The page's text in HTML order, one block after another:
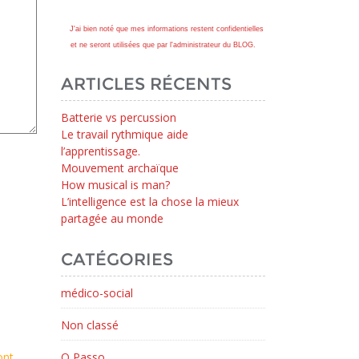
J'ai bien noté que mes informations restent confidentielles
et ne seront utilisées que par l'administrateur du BLOG.
ARTICLES RÉCENTS
Batterie vs percussion
Le travail rythmique aide
l’apprentissage.
Mouvement archaïque
How musical is man?
L’intelligence est la chose la mieux
partagée au monde
CATÉGORIES
médico-social
Non classé